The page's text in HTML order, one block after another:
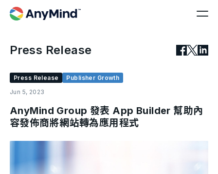
Press Release
Press Release
Publisher Growth
Jun 5, 2023
AnyMind Group 發表 App Builder 幫助內
容發佈商將網站轉為應用程式